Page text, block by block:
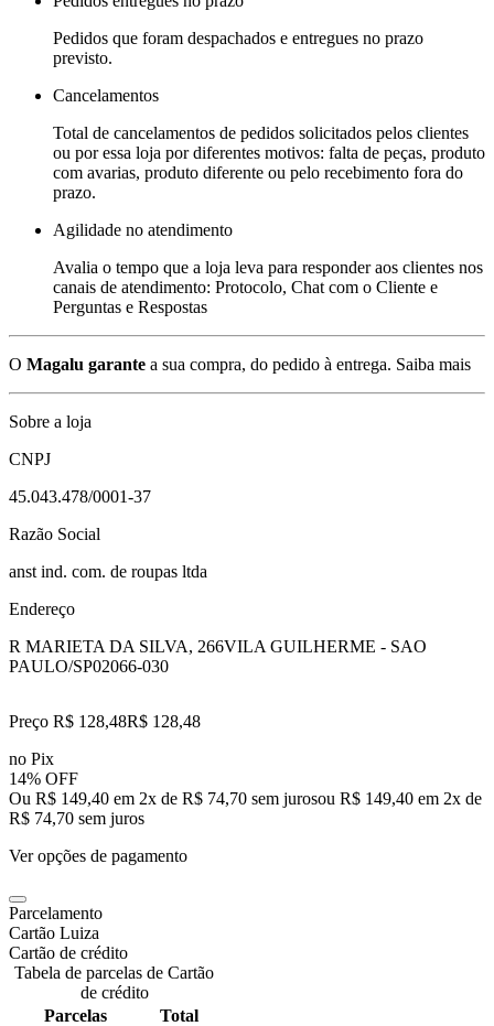
Pedidos que foram despachados e entregues no prazo
previsto.
Cancelamentos
Total de cancelamentos de pedidos solicitados pelos clientes
ou por essa loja por diferentes motivos: falta de peças, produto
com avarias, produto diferente ou pelo recebimento fora do
prazo.
Agilidade no atendimento
Avalia o tempo que a loja leva para responder aos clientes nos
canais de atendimento: Protocolo, Chat com o Cliente e
Perguntas e Respostas
O Magalu garante a sua compra, do pedido à entrega. Saiba mais
Sobre a loja
CNPJ
45.043.478/0001-37
Razão Social
anst ind. com. de roupas ltda
Endereço
R MARIETA DA SILVA, 266VILA GUILHERME - SAO
PAULO/SP02066-030
Preço R$ 128,48R$ 128,48
no Pix
14% OFF
Ou R$ 149,40 em 2x de R$ 74,70 sem jurosou R$ 149,40 em 2x de
R$ 74,70 sem juros
Ver opções de pagamento
Parcelamento
Cartão Luiza
Cartão de crédito
Tabela de parcelas de Cartão
de crédito
Parcelas
Total